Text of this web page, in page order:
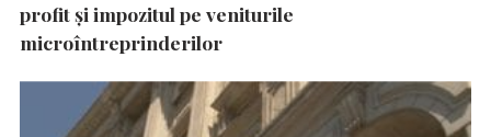
profit și impozitul pe veniturile
microîntreprinderilor